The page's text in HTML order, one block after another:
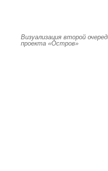
Визуализация второй
проекта «Остров»